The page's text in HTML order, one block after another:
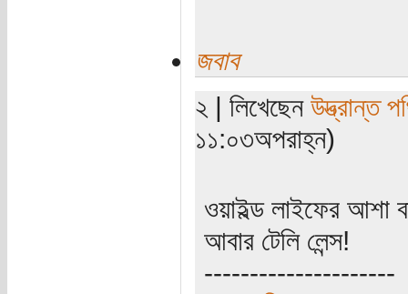
জবাব
২ | লিখেছেন উদ্ভ্রান্ত
১১:০৩অপরাহ্ন)
ওয়াইল্ড লাইফের আশা
আবার টেলি লেন্স!
---------------------